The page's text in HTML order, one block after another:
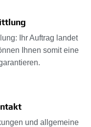
Ihr Auftrag landet
Ihnen somit eine
und allgemeine